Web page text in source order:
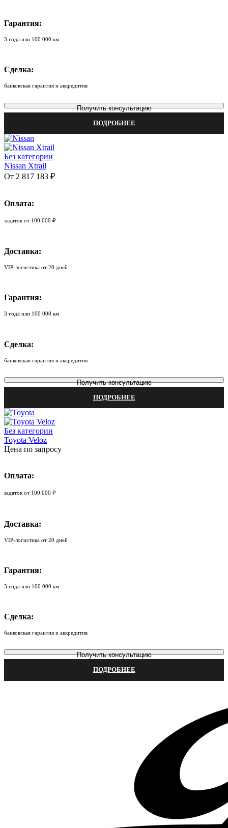
Гарантия:
3 года или 100 000 км
Сделка:
банковская гарантия и аккредитив
Получить консультацию
ПОДРОБНЕЕ
Без категории
Nissan Xtrail
От 2 817 183 ₽
Оплата:
задаток от 100 000 ₽
Доставка:
VIP-логистика от 20 дней
Гарантия:
3 года или 100 000 км
Сделка:
банковская гарантия и аккредитив
Получить консультацию
ПОДРОБНЕЕ
Без категории
Toyota Veloz
Цена по запросу
Оплата:
задаток от 100 000 ₽
Доставка:
VIP-логистика от 20 дней
Гарантия:
3 года или 100 000 км
Сделка:
банковская гарантия и аккредитив
Получить консультацию
ПОДРОБНЕЕ